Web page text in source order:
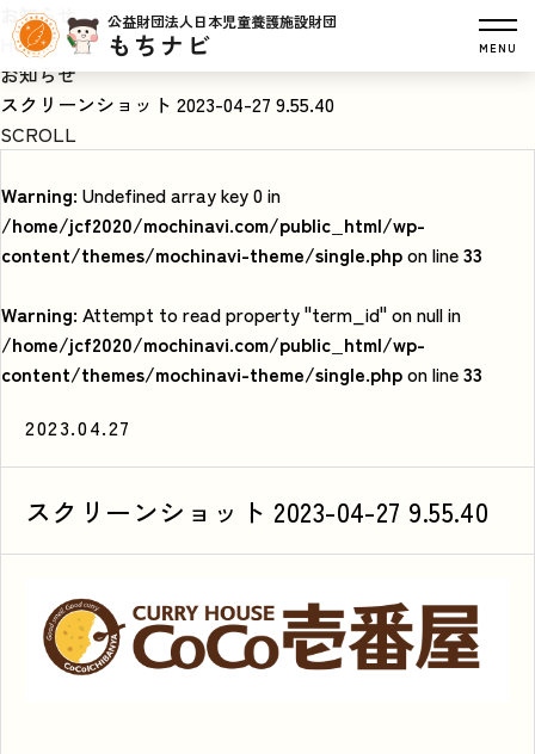
公益財団法人日本児童養護施設財団
もちナビ MENU
お知らせ
HOME
お知らせ
スクリーンショット 2023-04-27 9.55.40
SCROLL
Warning: Undefined array key 0 in
/home/jcf2020/mochinavi.com/public_html/wp-
content/themes/mochinavi-theme/single.phpon line33
Warning: Attempt to read property "term_id" on null in
/home/jcf2020/mochinavi.com/public_html/wp-
content/themes/mochinavi-theme/single.phpon line33
2023.04.27
スクリーンショット 2023-04-27 9.55.40